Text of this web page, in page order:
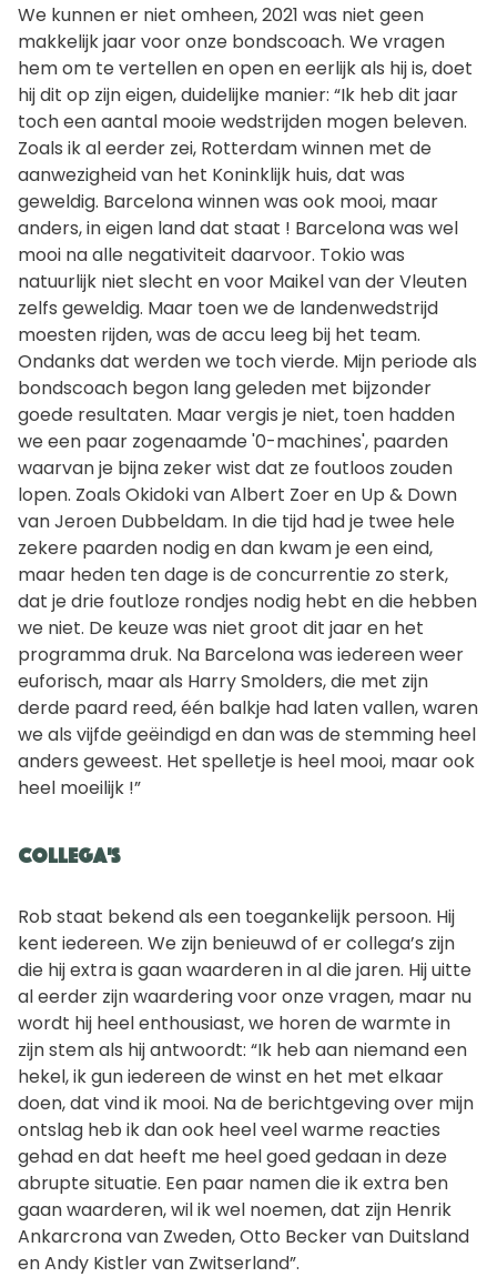
We kunnen er niet omheen, 2021 was niet geen
makkelijk jaar voor onze bondscoach. We vragen
hem om te vertellen en open en eerlijk als hij is, doet
hij dit op zijn eigen, duidelijke manier: “Ik heb dit jaar
toch een aantal mooie wedstrijden mogen beleven.
Zoals ik al eerder zei, Rotterdam winnen met de
aanwezigheid van het Koninklijk huis, dat was
geweldig. Barcelona winnen was ook mooi, maar
anders, in eigen land dat staat ! Barcelona was wel
mooi na alle negativiteit daarvoor. Tokio was
natuurlijk niet slecht en voor Maikel van der Vleuten
zelfs geweldig. Maar toen we de landenwedstrijd
moesten rijden, was de accu leeg bij het team.
Ondanks dat werden we toch vierde. Mijn periode als
bondscoach begon lang geleden met bijzonder
goede resultaten. Maar vergis je niet, toen hadden
we een paar zogenaamde '0-machines', paarden
waarvan je bijna zeker wist dat ze foutloos zouden
lopen. Zoals Okidoki van Albert Zoer en Up & Down
van Jeroen Dubbeldam. In die tijd had je twee hele
zekere paarden nodig en dan kwam je een eind,
maar heden ten dage is de concurrentie zo sterk,
dat je drie foutloze rondjes nodig hebt en die hebben
we niet. De keuze was niet groot dit jaar en het
programma druk. Na Barcelona was iedereen weer
euforisch, maar als Harry Smolders, die met zijn
derde paard reed, één balkje had laten vallen, waren
we als vijfde geëindigd en dan was de stemming heel
anders geweest. Het spelletje is heel mooi, maar ook
heel moeilijk !”
Collega's
Rob staat bekend als een toegankelijk persoon. Hij
kent iedereen. We zijn benieuwd of er collega’s zijn
die hij extra is gaan waarderen in al die jaren. Hij uitte
al eerder zijn waardering voor onze vragen, maar nu
wordt hij heel enthousiast, we horen de warmte in
zijn stem als hij antwoordt: “Ik heb aan niemand een
hekel, ik gun iedereen de winst en het met elkaar
doen, dat vind ik mooi. Na de berichtgeving over mijn
ontslag heb ik dan ook heel veel warme reacties
gehad en dat heeft me heel goed gedaan in deze
abrupte situatie. Een paar namen die ik extra ben
gaan waarderen, wil ik wel noemen, dat zijn Henrik
Ankarcrona van Zweden, Otto Becker van Duitsland
en Andy Kistler van Zwitserland”.